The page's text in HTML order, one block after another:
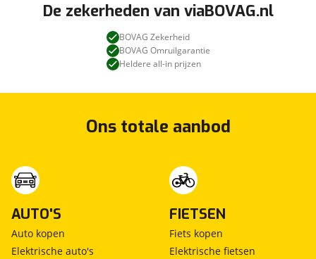
De zekerheden van viaBOVAG.nl
BOVAG Zekerheid
BOVAG Omruilgarantie
Heldere all-in prijzen
Ons totale aanbod
AUTO'S
Auto kopen
Elektrische auto's
FIETSEN
Fiets kopen
Elektrische fietsen